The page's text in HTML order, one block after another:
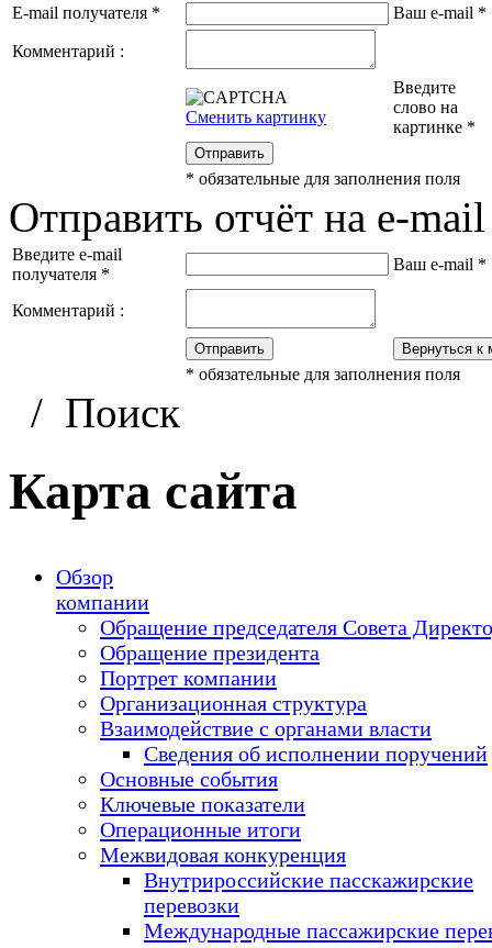
E-mail получателя * Ваш e-mail *
Комментарий :
Сменить картинку
Введите
слово на
картинке *
Отправить
* обязательные для заполнения поля
Отправить отчёт на e-mail
Введите e-mail
получателя *
Ваш e-mail *
Комментарий :
Отправить Вернуться к
* обязательные для заполнения поля
/ Поиск
Карта сайта
Обзор
компании
Обращение председателя Совета
Обращение президента
Портрет компании
Организационная структура
Взаимодействие с органами власти
Сведения об исполнении поручений
Основные события
Ключевые показатели
Операционные итоги
Межвидовая конкуренция
Внутрироссийские пасскажирские
перевозки
Международные пассажирские